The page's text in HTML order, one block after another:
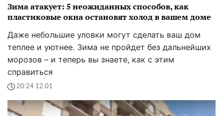
Зима атакует: 5 неожиданных способов, как
пластиковые окна остановят холод в вашем доме
Даже небольшие уловки могут сделать ваш дом
теплее и уютнее. Зима не пройдет без дальнейших
морозов – и теперь вы знаете, как с этим
справиться
20:24 12.01